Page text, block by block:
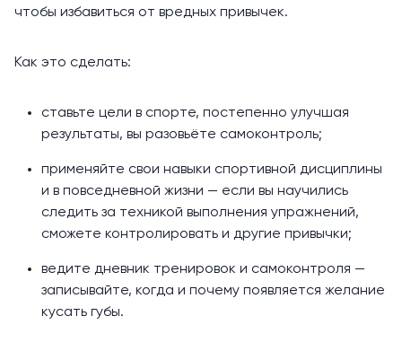
чтобы избавиться от вредных привычек.
Как это сделать:
ставьте цели в спорте, постепенно улучшая
результаты, вы разовьёте самоконтроль;
применяйте свои навыки спортивной дисциплины
и в повседневной жизни — если вы научились
следить за техникой выполнения упражнений,
сможете контролировать и другие привычки;
ведите дневник тренировок и самоконтроля —
записывайте, когда и почему появляется желание
кусать губы.